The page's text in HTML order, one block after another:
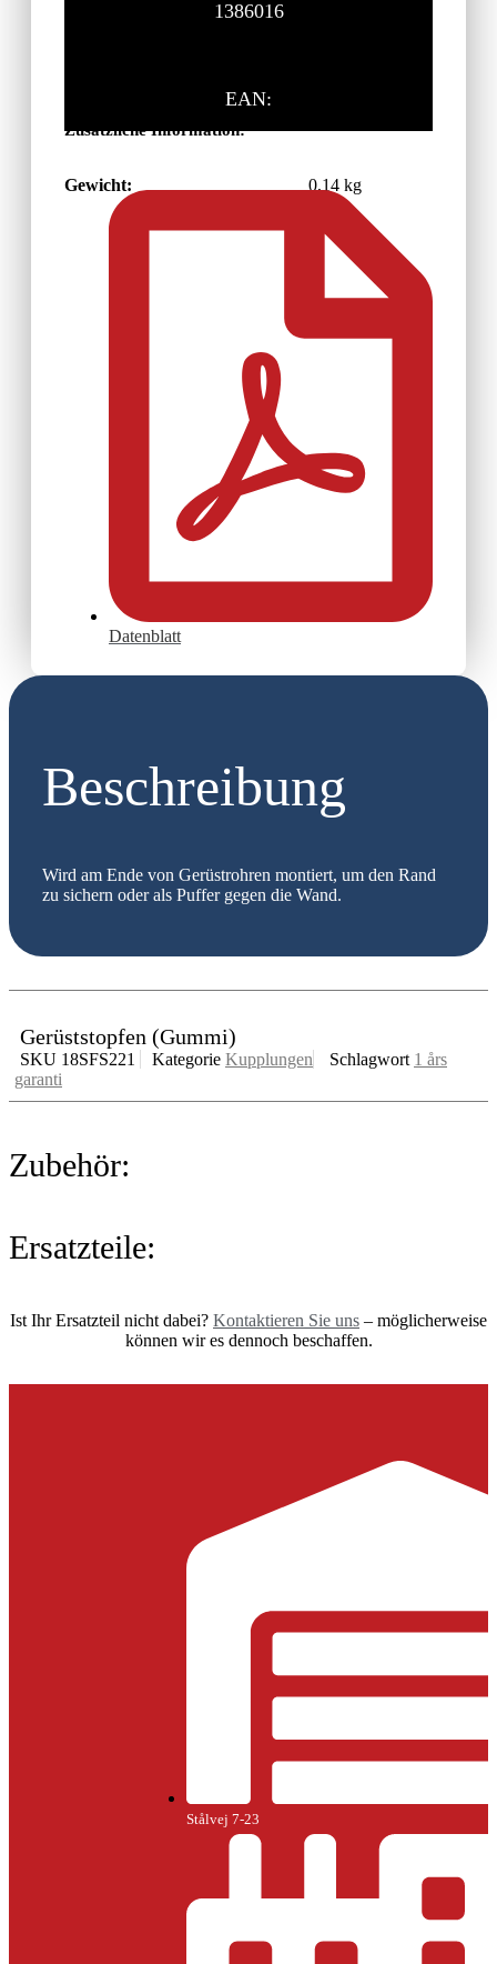
1386016
EAN:
Zusätzliche Information:
Gewicht: 0,14 kg
Datenblatt
Beschreibung
Wird am Ende von Gerüstrohren montiert, um den Rand
zu sichern oder als Puffer gegen die Wand.
Gerüststopfen (Gummi)
SKU 18SFS221 Kategorie Kupplungen Schlagwort 1 års
garanti
Zubehör:
Ersatzteile:
Ist Ihr Ersatzteil nicht dabei? Kontaktieren Sie uns – möglicherweise
können wir es dennoch beschaffen.
Stålvej 7-23